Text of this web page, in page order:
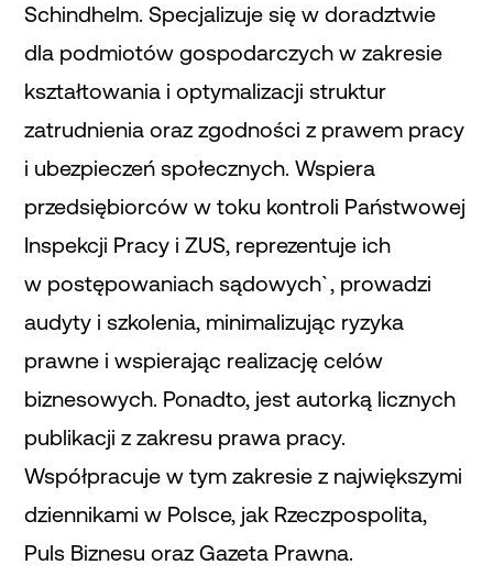
Schindhelm. Specjalizuje się w doradztwie
dla podmiotów gospodarczych w zakresie
kształtowania i optymalizacji struktur
zatrudnienia oraz zgodności z prawem pracy
i ubezpieczeń społecznych. Wspiera
przedsiębiorców w toku kontroli Państwowej
Inspekcji Pracy i ZUS, reprezentuje ich
w postępowaniach sądowych`, prowadzi
audyty i szkolenia, minimalizując ryzyka
prawne i wspierając realizację celów
biznesowych. Ponadto, jest autorką licznych
publikacji z zakresu prawa pracy.
Współpracuje w tym zakresie z największymi
dziennikami w Polsce, jak Rzeczpospolita,
Puls Biznesu oraz Gazeta Prawna.